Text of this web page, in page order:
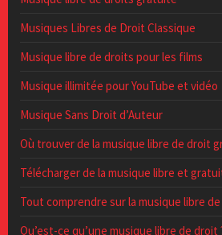
Musiques Libres de Droit Classique
Musique libre de droits pour les films
Musique illimitée pour YouTube et vidéo
Musique Sans Droit d’Auteur
Où trouver de la musique libre de droit
Télécharger de la musique libre et
Tout comprendre sur la musique libre
Qu’est-ce qu’une musique libre de droit